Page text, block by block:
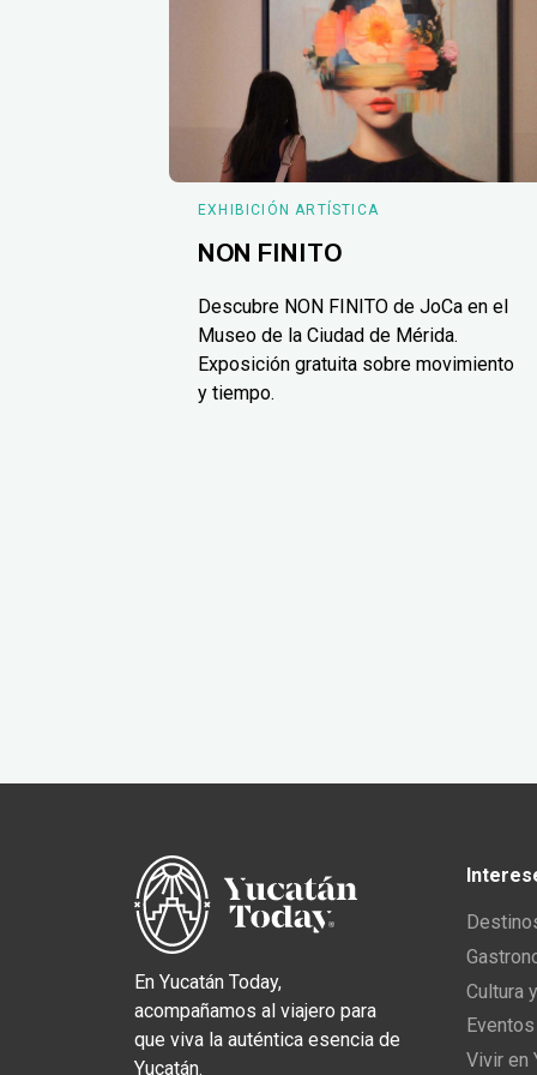
EXHIBICIÓN ARTÍSTICA
NON FINITO
Descubre NON FINITO de JoCa en el
Museo de la Ciudad de Mérida.
Exposición gratuita sobre movimiento
y tiempo.
En Yucatán Today,
acompañamos al viajero para
que viva la auténtica esencia de
Yucatán.
Cultura
Vivir en